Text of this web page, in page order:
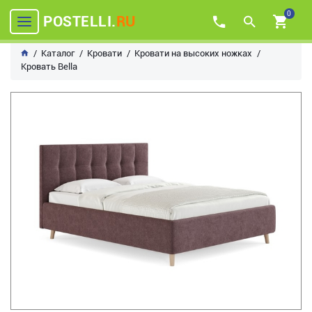
POSTELLI.RU 0
Каталог Кровати
Кровати на высоких ножках
Кровать Bella